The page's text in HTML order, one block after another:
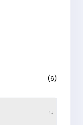
(6)